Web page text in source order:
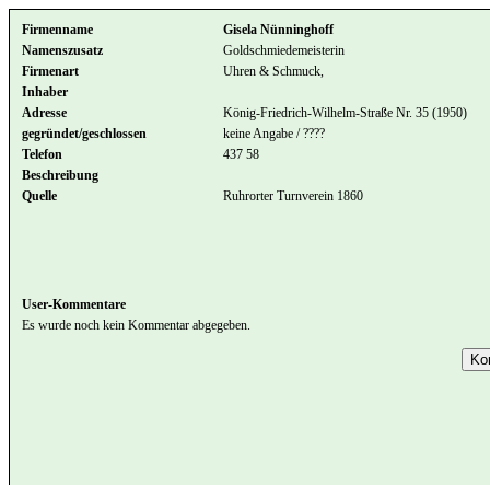
Firmenname
Gisela Nünninghoff
Namenszusatz
Goldschmiedemeisterin
Firmenart
Uhren & Schmuck,
Inhaber
Adresse
König-Friedrich-Wilhelm-Straße Nr. 35 (1950)
gegründet/geschlossen
keine Angabe / ????
Telefon
437 58
Beschreibung
Quelle
Ruhrorter Turnverein 1860
User-Kommentare
Es wurde noch kein Kommentar abgegeben.